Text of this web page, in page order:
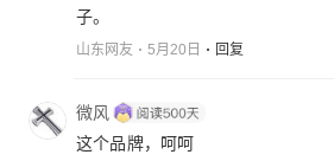
子。
山东网友 5月20日 回复
微风
这个品牌，呵呵